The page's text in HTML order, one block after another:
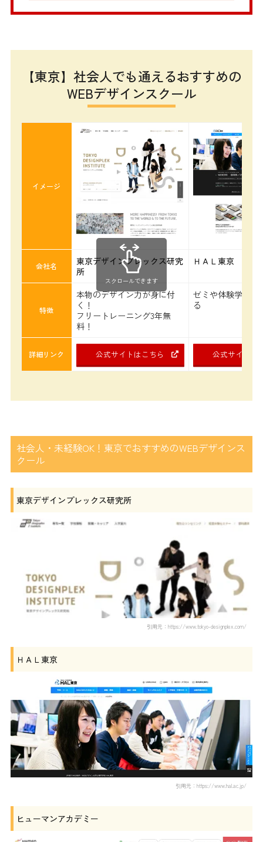
【東京】社会人でも通えるおすすめの
WEBデザインスクール
イメージ
会社名
東京デザインプレックス研究
所
ＨＡＬ東京
特徴
本物のデザイン力が身に付
く！
フリートレーニング3年無
料！
ゼミや体験学習が
る
詳細リンク 公式サイトはこちら 公式サイトは
スクロールできます
社会人・未経験OK！東京でおすすめのWEBデザインス
クール
東京デザインプレックス研究所
引用元：https://www.tokyo-designplex.com/
ＨＡＬ東京
引用元：https://www.hal.ac.jp/
ヒューマンアカデミー